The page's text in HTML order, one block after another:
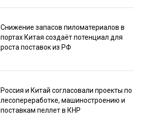
Снижение запасов пиломатериалов в
портах Китая создаёт потенциал для
роста поставок из РФ
Россия и Китай согласовали проекты по
лесопереработке, машиностроению и
поставкам пеллет в КНР